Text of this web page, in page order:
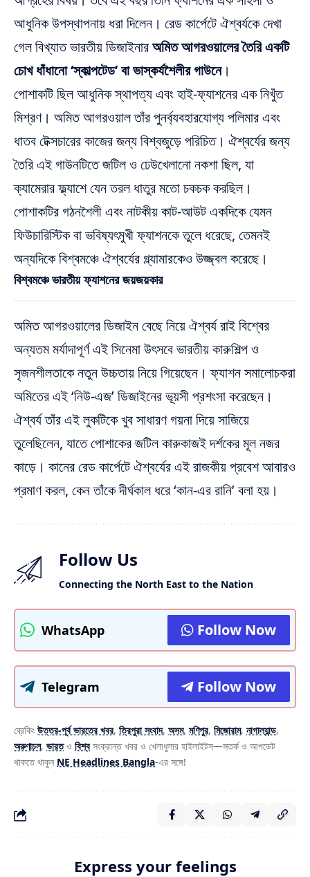
আধুনিক উপস্থাপনায় ধরা দিলেন। রেড কার্পেটে ঐশ্বর্যকে দেখা
গেল বিখ্যাত ভারতীয় ডিজাইনারঅমিত আগরওয়ালের তৈরি একটি
চোখ ধাঁধানো ‘স্কাল্পটেড’ বা ভাস্কর্যশৈলীর গাউনে।
পোশাকটি ছিল আধুনিক স্থাপত্য এবং হাই-ফ্যাশনের এক নিখুঁত
মিশ্রণ। অমিত আগরওয়াল তাঁর পুনর্ব্যবহারযোগ্য পলিমার এবং
ধাতব টেক্সচারের কাজের জন্য বিশ্বজুড়ে পরিচিত। ঐশ্বর্যের জন্য
তৈরি এই গাউনটিতে জটিল ও ঢেউখেলানো নকশা ছিল, যা
ক্যামেরার ফ্ল্যাশে যেন তরল ধাতুর মতো চকচক করছিল।
পোশাকটির গঠনশৈলী এবং নাটকীয় কাট-আউট একদিকে যেমন
ফিউচারিস্টিক বা ভবিষ্যৎমুখী ফ্যাশনকে তুলে ধরেছে, তেমনই
অন্যদিকে বিশ্বমঞ্চে ঐশ্বর্যের গ্ল্যামারকেও উজ্জ্বল করেছে।
বিশ্বমঞ্চে ভারতীয় ফ্যাশনের জয়জয়কার
অমিত আগরওয়ালের ডিজাইন বেছে নিয়ে ঐশ্বর্য রাই বিশ্বের
অন্যতম মর্যাদাপূর্ণ এই সিনেমা উৎসবে ভারতীয় কারুশিল্প ও
সৃজনশীলতাকে নতুন উচ্চতায় নিয়ে গিয়েছেন। ফ্যাশন সমালোচকরা
অমিতের এই ‘নিউ-এজ’ ডিজাইনের ভূয়সী প্রশংসা করেছেন।
ঐশ্বর্য তাঁর এই লুকটিকে খুব সাধারণ গয়না দিয়ে সাজিয়ে
তুলেছিলেন, যাতে পোশাকের জটিল কারুকাজই দর্শকের মূল নজর
কাড়ে। কানের রেড কার্পেটে ঐশ্বর্যের এই রাজকীয় প্রবেশ আবারও
প্রমাণ করল, কেন তাঁকে দীর্ঘকাল ধরে ‘কান-এর রানি’ বলা হয়।
Follow Us
Connecting the North East to the Nation
WhatsApp Follow Now
Telegram Follow Now
ব্রেকিং উত্তর-পূর্ব ভারতের খবর, ত্রিপুরা সংবাদ, অসম, মণিপুর, মিজোরাম, নাগাল্যান্ড,
অরুণাচল, ভারতও বিশ্বসংক্রান্ত খবর ও খেলাধুলার হাইলাইটস—সতর্ক ও আপডেট
থাকতে থাকুন NE Headlines Bangla-এর সঙ্গে!
Express your feelings